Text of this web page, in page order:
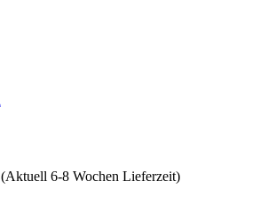
(Aktuell 6-8 Wochen Lieferzeit)